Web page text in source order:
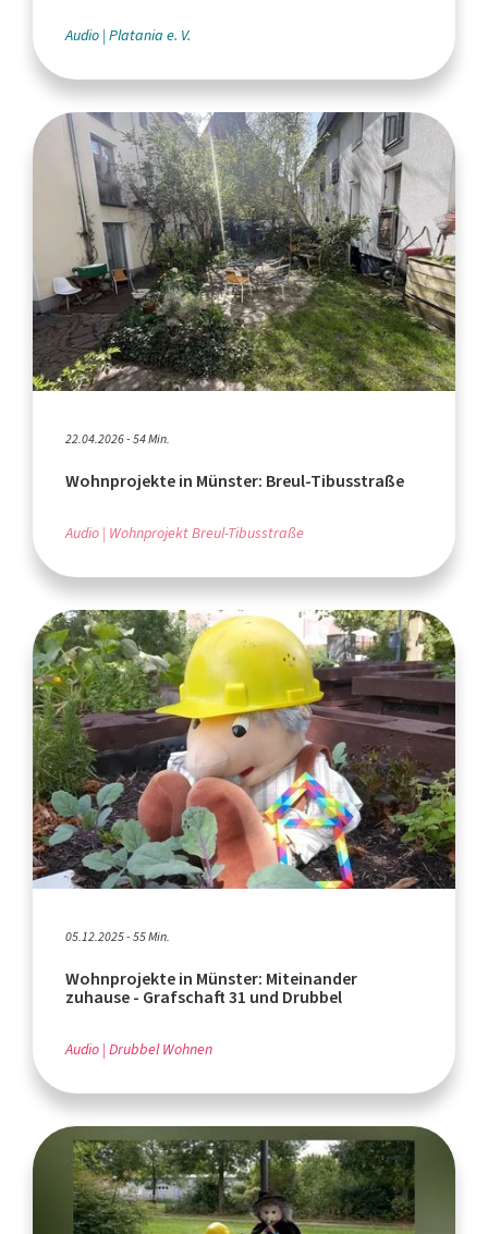
Audio Platania e. V.
22.04.2026 - 54 Min.
Wohnprojekte in Münster: Breul-Tibusstraße
Audio Wohnprojekt Breul-Tibusstraße
05.12.2025 - 55 Min.
Wohnprojekte in Münster: Miteinander
zuhause - Grafschaft 31 und Drubbel
Audio Drubbel Wohnen